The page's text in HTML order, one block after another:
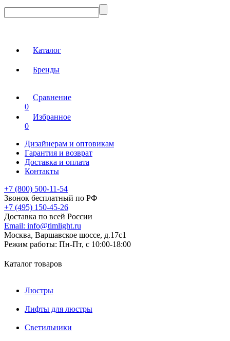
Каталог
Бренды
Сравнение
0
Избранное
0
Дизайнерам и оптовикам
Гарантия и возврат
Доставка и оплата
Контакты
+7 (800) 500-11-54
Звонок бесплатный по РФ
+7 (495) 150-45-26
Доставка по всей России
Email: info@timlight.ru
Москва, Варшавское шоссе, д.17c1
Режим работы: Пн-Пт, с 10:00-18:00
Каталог товаров
Люстры
Лифты для люстры
Светильники